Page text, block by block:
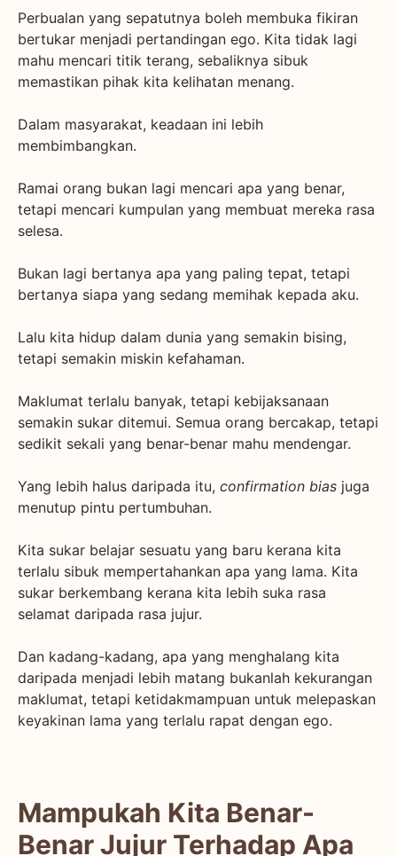
Perbualan yang sepatutnya boleh membuka fikiran
bertukar menjadi pertandingan ego. Kita tidak lagi
mahu mencari titik terang, sebaliknya sibuk
memastikan pihak kita kelihatan menang.
Dalam masyarakat, keadaan ini lebih
membimbangkan.
Ramai orang bukan lagi mencari apa yang benar,
tetapi mencari kumpulan yang membuat mereka rasa
selesa.
Bukan lagi bertanya apa yang paling tepat, tetapi
bertanya siapa yang sedang memihak kepada aku.
Lalu kita hidup dalam dunia yang semakin bising,
tetapi semakin miskin kefahaman.
Maklumat terlalu banyak, tetapi kebijaksanaan
semakin sukar ditemui. Semua orang bercakap, tetapi
sedikit sekali yang benar-benar mahu mendengar.
Yang lebih halus daripada itu, confirmation bias juga
menutup pintu pertumbuhan.
Kita sukar belajar sesuatu yang baru kerana kita
terlalu sibuk mempertahankan apa yang lama. Kita
sukar berkembang kerana kita lebih suka rasa
selamat daripada rasa jujur.
Dan kadang-kadang, apa yang menghalang kita
daripada menjadi lebih matang bukanlah kekurangan
maklumat, tetapi ketidakmampuan untuk melepaskan
keyakinan lama yang terlalu rapat dengan ego.
Mampukah Kita Benar-
Benar Jujur Terhadap Apa